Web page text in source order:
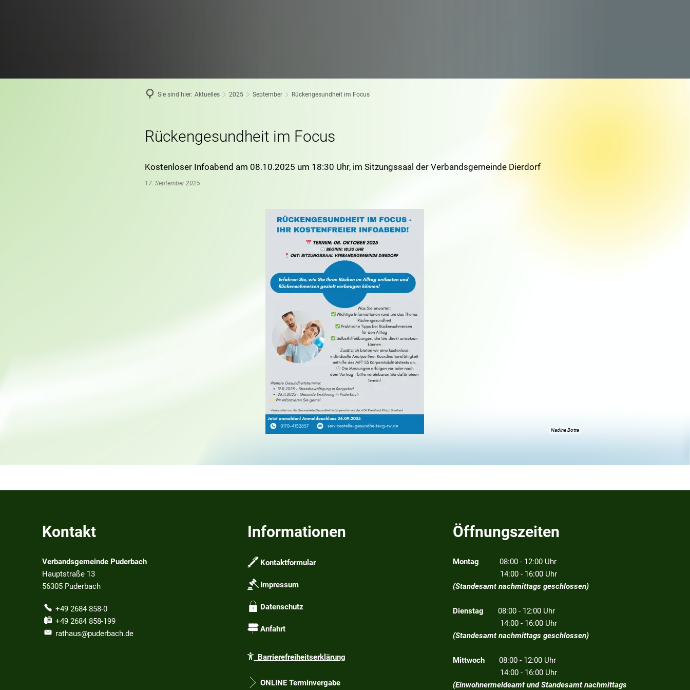
Sie sind hier: Aktuelles 2025 September Rückengesundheit im Focus
Rückengesundheit im Focus
Kostenloser Infoabend am 08.10.2025 um 18:30 Uhr, im Sitzungssaal der Verbandsgemeinde Dierdorf
17. September 2025
Nadine Botte
Kontakt
Verbandsgemeinde Puderbach
Hauptstraße 13
56305 Puderbach
+49 2684 858-0
+49 2684 858-199
rathaus@puderbach.de
Informationen
Kontaktformular
Impressum
Datenschutz
Anfahrt
Barrierefreiheitserklärung
ONLINE Terminvergabe
Öffnungszeiten
Montag 08:00 - 12:00 Uhr
14:00 - 16:00 Uhr
(Standesamt nachmittags geschlossen)
Dienstag 08:00 - 12:00 Uhr
14:00 - 16:00 Uhr
(Standesamt nachmittags geschlossen)
Mittwoch 08:00 - 12:00 Uhr
14:00 - 16:00 Uhr
(Einwohnermeldeamt und Standesamt nachmittags